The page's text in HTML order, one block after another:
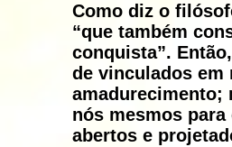
Como diz o
“que também
conquista”.
de vinculados em
amadurecimento;
nós mesmos para
abertos e